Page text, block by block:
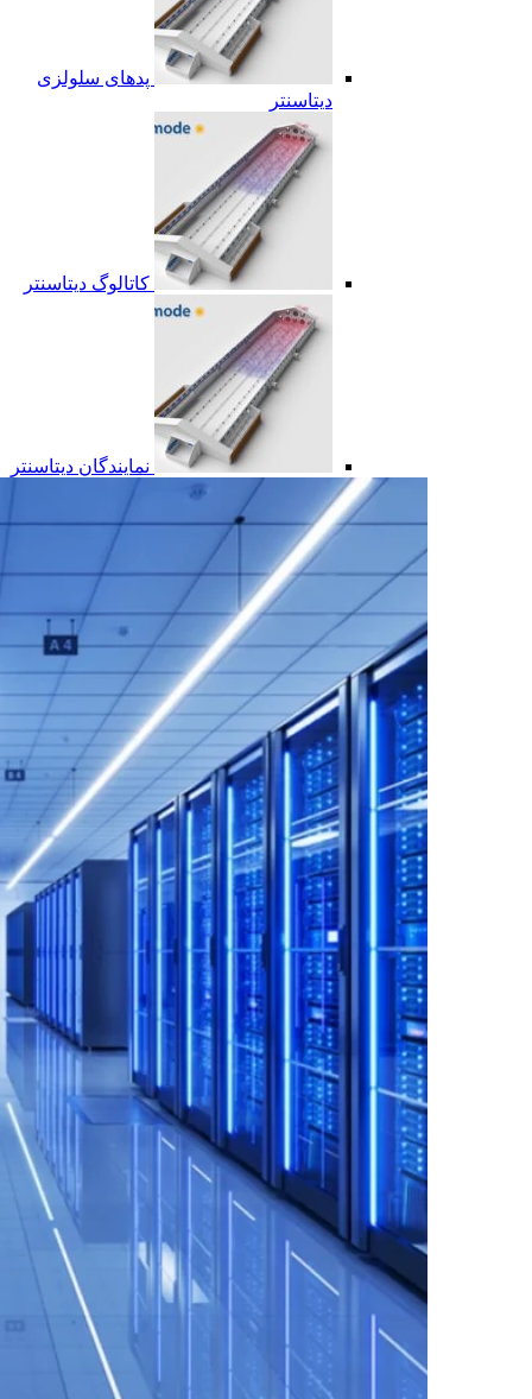
پدهای سلولزی
دیتاسنتر
کاتالوگ دیتاسنتر
نمایندگان دیتاسنتر